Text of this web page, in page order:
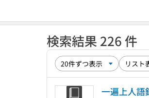
検索結果 226 件
一遍上人